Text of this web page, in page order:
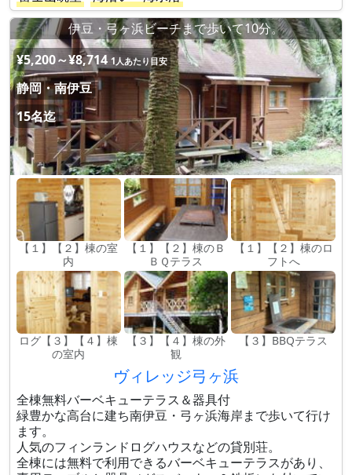
伊豆・弓ヶ浜ビーチまで歩いて10分。
¥5,200～¥8,714 1人あたり目安
静岡・南伊豆
15名迄
【１】【２】棟の室
内
【１】【２】棟のＢ
ＢＱテラス
【１】【２】棟のロ
フトへ
ログ【３】【４】棟
の室内
【３】【４】棟の外
観
【３】BBQテラス
ヴィレッジ弓ヶ浜
全棟無料バーベキューテラス＆器具付
緑豊かな高台に建ち南伊豆・弓ヶ浜海岸まで歩いて行け
ます。
人気のフィンランドログハウスなどの貸別荘。
全棟には無料で利用できるバーベキューテラスがあり、